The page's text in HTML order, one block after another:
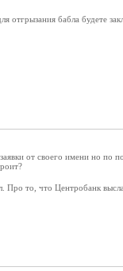
отгрызания бабла будете
от своего имени но по
то, что Центробанк